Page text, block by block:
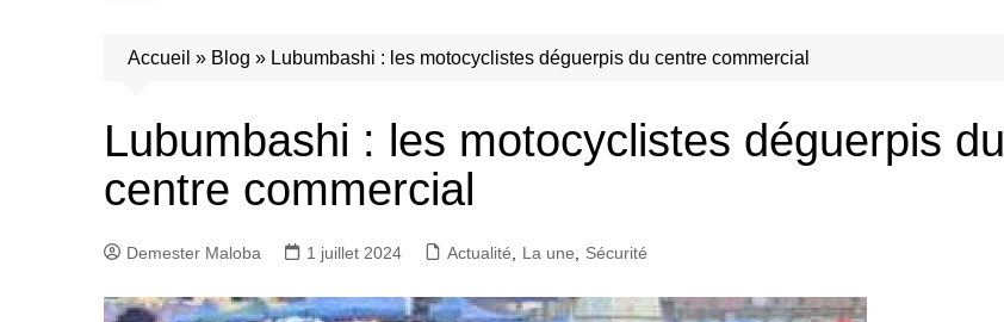
Accueil » Blog » Lubumbashi : les motocyclistes déguerpis du centre commercial
Lubumbashi : les motocyclistes déguerpis du
centre commercial
Demester Maloba 1 juillet 2024 Actualité, La une, Sécurité